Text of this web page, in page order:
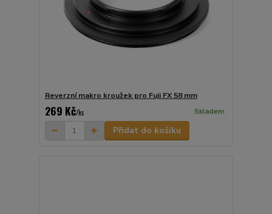
Reverzní makro kroužek pro Fuji FX 58 mm
269 Kč/ks Skladem
Přidat do košíku